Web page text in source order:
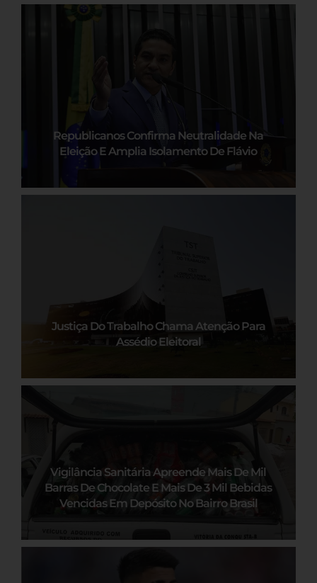
Republicanos Confirma Neutralidade Na
Eleição E Amplia Isolamento De Flávio
Justiça Do Trabalho Chama Atenção Para
Assédio Eleitoral
Vigilância Sanitária Apreende Mais De Mil
Barras De Chocolate E Mais De 3 Mil Bebidas
Vencidas Em Depósito No Bairro Brasil